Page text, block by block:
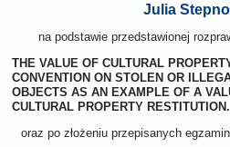
Julia
na podstawie przedstawionej
THE VALUE OF CULTURAL
CONVENTION ON STOLEN OR
OBJECTS AS AN EXAMPLE OF A
CULTURAL PROPERTY RESTITUTION.
oraz po złożeniu przepisanych